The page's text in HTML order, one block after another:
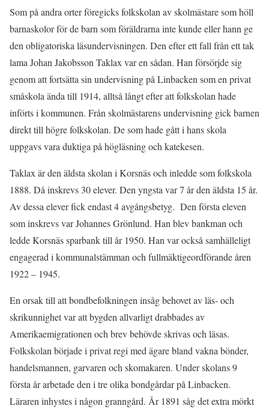
Som på andra orter föregicks folkskolan av skolmästare som höll
barnaskolor för de barn som föräldrarna inte kunde eller hann ge
den obligatoriska läsundervisningen. Den efter ett fall från ett tak
lama Johan Jakobsson Taklax var en sådan. Han försörjde sig
genom att fortsätta sin undervisning på Linbacken som en privat
småskola ända till 1914, alltså långt efter att folkskolan hade
införts i kommunen. Från skolmästarens undervisning gick barnen
direkt till högre folkskolan. De som hade gått i hans skola
uppgavs vara duktiga på högläsning och katekesen.
Taklax är den äldsta skolan i Korsnäs och inledde som folkskola
1888. Då inskrevs 30 elever. Den yngsta var 7 år den äldsta 15 år.
Av dessa elever fick endast 4 avgångsbetyg. Den första eleven
som inskrevs var Johannes Grönlund. Han blev bankman och
ledde Korsnäs sparbank till år 1950. Han var också samhälleligt
engagerad i kommunalstämman och fullmäktigeordförande åren
1922 – 1945.
En orsak till att bondbefolkningen insåg behovet av läs- och
skrikunnighet var att bygden allvarligt drabbades av
Amerikaemigrationen och brev behövde skrivas och läsas.
Folkskolan började i privat regi med ägare bland vakna bönder,
handelsmannen, garvaren och skomakaren. Under skolans 9
första år arbetade den i tre olika bondgårdar på Linbacken.
Läraren inhystes i någon granngård. År 1891 såg det extra mörkt